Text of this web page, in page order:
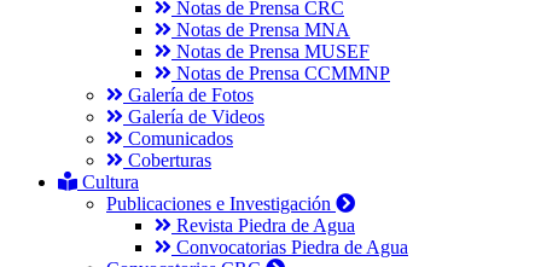
Notas de Prensa CRC
Notas de Prensa MNA
Notas de Prensa MUSEF
Notas de Prensa CCMMNP
Galería de Fotos
Galería de Videos
Comunicados
Coberturas
Cultura
Publicaciones e Investigación
Revista Piedra de Agua
Convocatorias Piedra de Agua